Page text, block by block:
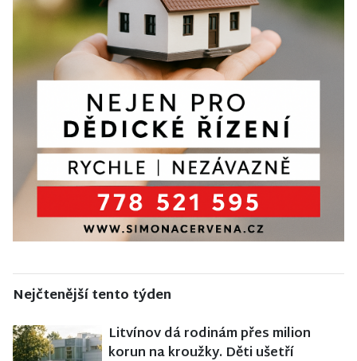
Nejčtenější tento týden
Litvínov dá rodinám přes milion
korun na kroužky. Děti ušetří